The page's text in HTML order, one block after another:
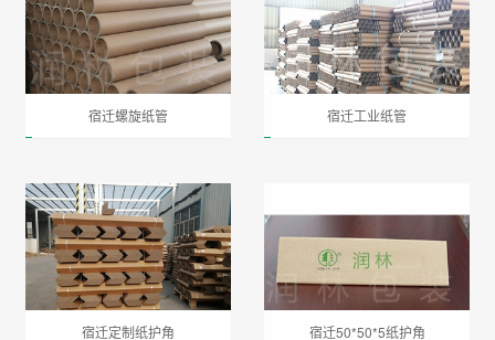
宿迁螺旋纸管 宿迁工业纸管
宿迁定制纸护角 宿迁50*50*5纸护角